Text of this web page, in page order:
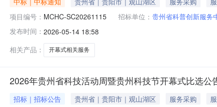
项目编号： MCHC-SC20261115 招标单位： 贵州省科普创新服务
发布时间： 2026-05-14 18:58
相关产品：
开幕式相关服务
2026年贵州省科技活动周暨贵州科技节开幕式比选公
招标｜招标公告 贵州省｜贵阳市｜观山湖区 服务采购